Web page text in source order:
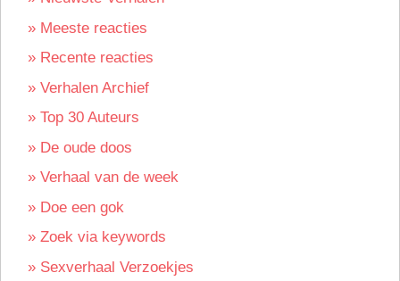
» Meeste reacties
» Recente reacties
» Verhalen Archief
» Top 30 Auteurs
» De oude doos
» Verhaal van de week
» Doe een gok
» Zoek via keywords
» Sexverhaal Verzoekjes